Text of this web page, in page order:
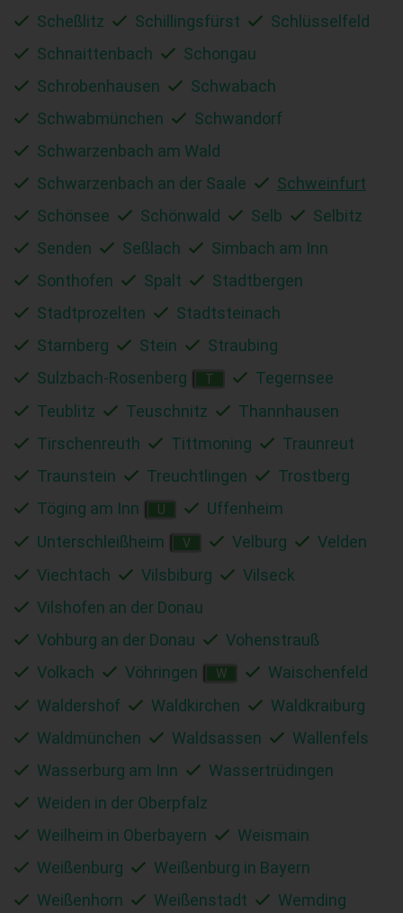
Scheßlitz
Schillingsfürst
Schlüsselfeld
Schnaittenbach
Schongau
Schrobenhausen
Schwabach
Schwabmünchen
Schwandorf
Schwarzenbach am Wald
Schwarzenbach an der Saale
Schweinfurt
Schönsee
Schönwald Selb
Selbitz
Senden
Seßlach
Simbach am Inn
Sonthofen
Spalt
Stadtbergen
Stadtprozelten
Stadtsteinach
Starnberg
Stein
Straubing
Sulzbach-Rosenberg
T
Tegernsee
Teublitz
Teuschnitz
Thannhausen
Tirschenreuth
Tittmoning
Traunreut
Traunstein
Treuchtlingen
Trostberg
Töging am Inn
U
Uffenheim
Unterschleißheim
V Velburg
Velden
Viechtach
Vilsbiburg
Vilseck
Vilshofen an der Donau
Vohburg an der Donau
Vohenstrauß
Volkach
Vöhringen W
Waischenfeld
Waldershof
Waldkirchen
Waldkraiburg
Waldmünchen
Waldsassen
Wallenfels
Wasserburg am Inn
Wassertrüdingen
Weiden in der Oberpfalz
Weilheim in Oberbayern
Weismain
Weißenburg
Weißenburg in Bayern
Weißenhorn
Weißenstadt Wemding